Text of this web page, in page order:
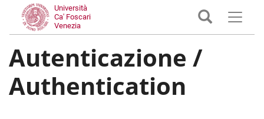
Università
Ca' Foscari
Venezia
Autenticazione /
Authentication